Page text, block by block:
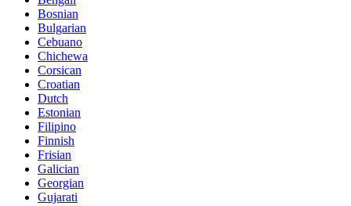
Bosnian
Bulgarian
Cebuano
Chichewa
Corsican
Croatian
Dutch
Estonian
Filipino
Finnish
Frisian
Galician
Georgian
Gujarati